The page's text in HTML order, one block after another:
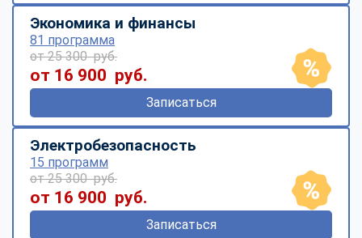
Экономика и финансы
81 программа
от 25 300 руб.
от 16 900 руб.
Записаться
Электробезопасность
15 программ
от 25 300 руб.
от 16 900 руб.
Записаться